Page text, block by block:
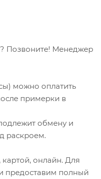
Позвоните! Менеджер
можно оплатить
примерки в
обмену и
раскроем.
онлайн. Для
предоставим полный